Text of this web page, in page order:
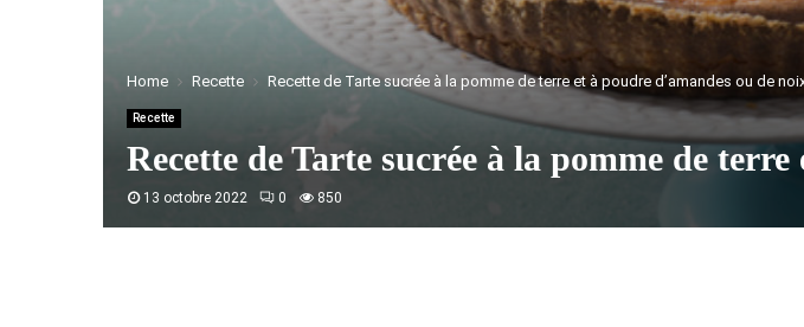
Home Recette Recette de Tarte sucrée à la pomme de terre et à poudre d’amandes ou de
Recette
Recette de Tarte sucrée à la pomme de
13 octobre 2022 0 850